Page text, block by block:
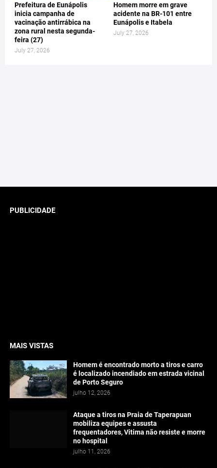
Prefeitura de Eunápolis
inicia campanha de
vacinação antirrábica na
zona rural nesta segunda-
feira (27)
July 27, 2026
Homem morre em grave
acidente na BR-101 entre
Eunápolis e Itabela
July 27, 2026
PUBLICIDADE
MAIS VISTAS
Homem é encontrado morto a tiros e carro
é localizado incendiado em estrada vicinal
de Porto Seguro
julho 12, 2026
Ataque a tiros na Praia de Taperapuan
mobiliza equipes e assusta
frequentadores, Vitima não resiste e morre
no hospital
julho 11, 2026